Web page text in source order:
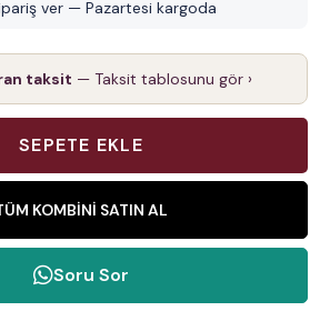
ver — Pazartesi kargoda
taksit — Taksit tablosunu gör ›
KOMBINI SATIN AL
Soru Sor